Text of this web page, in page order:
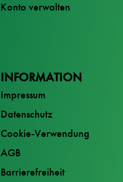
Konto verwalten
INFORMATION
Impressum
Datenschutz
Cookie-Verwendung
AGB
Barrierefreiheit